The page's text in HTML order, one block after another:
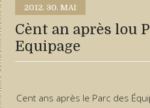
2012. 30. MAI
Cènt an après lou
Equipage
Cent ans après le Parc des